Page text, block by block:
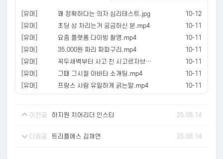
[유머] 꽤 정확하다는 의자 심리테스트.jpg
10-12
[유머]
초딩 상 차리는거 궁금하신 분.mp4
10-11
[유머]
요즘 플랫폼 다이빙 촬영.mp4
10-11
[유머]
35,000원 짜리 짜파구리.mp4
10-11
[유머]
꼭두새벽부터 사고 친 시고르자브종.mp4
10-11
[유머]
그때 그시절 아바타 소개팅.mp4
10-11
[유머]
프랑스 사람 유일하게 긁는말.mp4 10-11
이전글 하지원 치어리더 인스타 25.08.14
다음글 트리플에스 김채연 25.08.14